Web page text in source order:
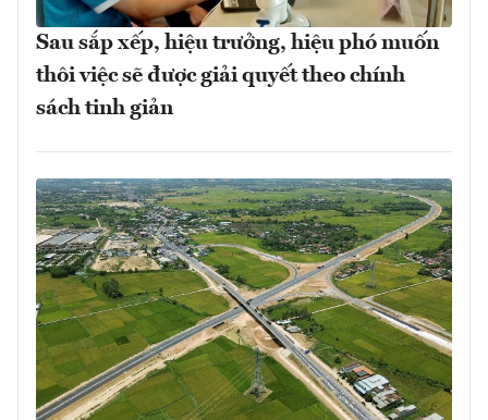
Sau sắp xếp, hiệu trưởng, hiệu phó muốn
thôi việc sẽ được giải quyết theo chính
sách tinh giản